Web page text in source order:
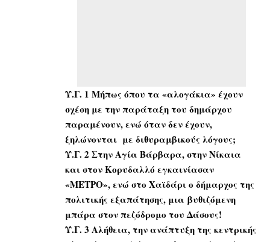
Υ.Γ. 1 Μήπως όπου τα «αλογάκια» έχουν
σχέση με την παράταξη του δημάρχου
παραμένουν, ενώ όταν δεν έχουν,
ξηλώνονται με διθυραμβικούς λόγους;
Υ.Γ. 2 Στην Αγία Βάρβαρα, στην Νίκαια
και στον Κορυδαλλό εγκαινίασαν
«ΜΕΤΡΟ», ενώ στο Χαϊδάρι ο δήμαρχος της
πολιτικής εξαπάτησης, μια βυθιζόμενη
μπάρα στον πεζόδρομο του Δάσους!
Υ.Γ. 3 Αλήθεια, την ανάπτυξη της κεντρικής